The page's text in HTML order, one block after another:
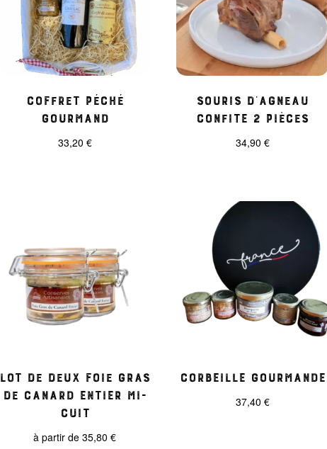
Coffret Péché
Gourmand
33,20 €
Souris d’agneau
confite 2 pièces
34,90 €
Lot de deux foie gras
de canard entier mi-
cuit
à partir de35,80€
Corbeille gourmande
37,40 €